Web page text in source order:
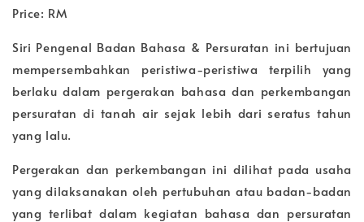
Price: RM
Siri Pengenal Badan Bahasa & Persuratan ini bertujuan
mempersembahkan peristiwa-peristiwa terpilih yang
berlaku dalam pergerakan bahasa dan perkembangan
persuratan di tanah air sejak lebih dari seratus tahun
yang lalu.
Pergerakan dan perkembangan ini dilihat pada usaha
yang dilaksanakan oleh pertubuhan atau badan-badan
yang terlibat dalam kegiatan bahasa dan persuratan